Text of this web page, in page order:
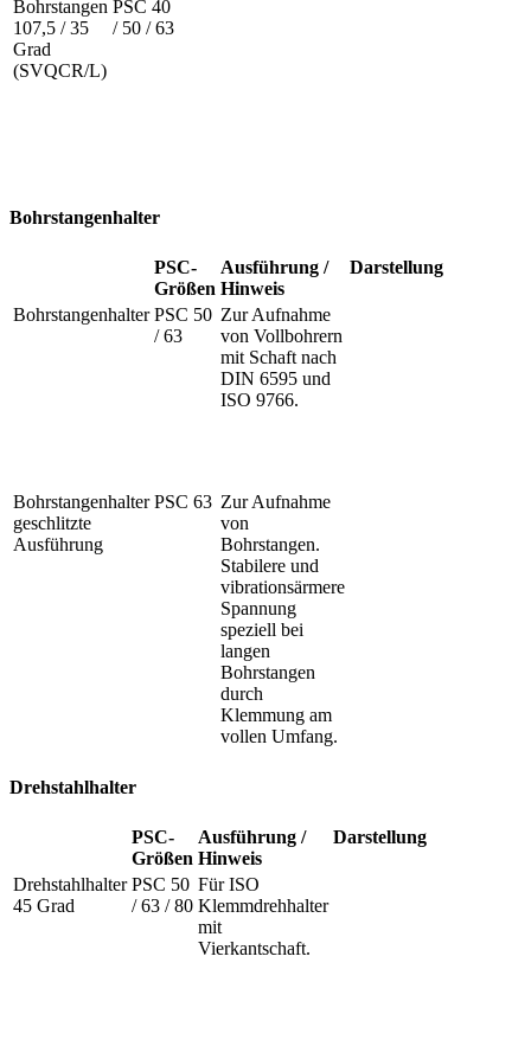
Bohrstangen
107,5 / 35
Grad
(SVQCR/L)
PSC 40
/ 50 / 63
Bohrstangenhalter
PSC-
Größen
Ausführung /
Hinweis
Darstellung
Bohrstangenhalter PSC 50
/ 63
Zur Aufnahme
von Vollbohrern
mit Schaft nach
DIN 6595 und
ISO 9766.
Bohrstangenhalter
geschlitzte
Ausführung
PSC 63 Zur Aufnahme
von
Bohrstangen.
Stabilere und
vibrationsärmere
Spannung
speziell bei
langen
Bohrstangen
durch
Klemmung am
vollen Umfang.
Drehstahlhalter
PSC-
Größen
Ausführung /
Hinweis
Darstellung
Drehstahlhalter
45 Grad
PSC 50
/ 63 / 80
Für ISO
Klemmdrehhalter
mit
Vierkantschaft.